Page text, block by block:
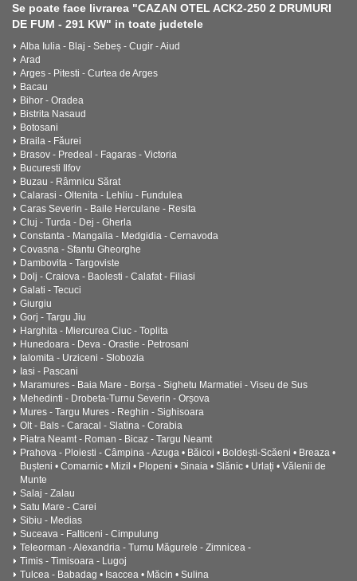
Se poate face livrarea "CAZAN OTEL ACK2-250 2 DRUMURI
DE FUM - 291 KW" in toate judetele
Alba Iulia - Blaj - Sebeș - Cugir - Aiud
Arad
Arges - Pitesti - Curtea de Arges
Bacau
Bihor - Oradea
Bistrita Nasaud
Botosani
Braila - Făurei
Brasov - Predeal - Fagaras - Victoria
Bucuresti Ilfov
Buzau - Râmnicu Sărat
Calarasi - Oltenita - Lehliu - Fundulea
Caras Severin - Baile Herculane - Resita
Cluj - Turda - Dej - Gherla
Constanta - Mangalia - Medgidia - Cernavoda
Covasna - Sfantu Gheorghe
Dambovita - Targoviste
Dolj - Craiova - Baolesti - Calafat - Filiasi
Galati - Tecuci
Giurgiu
Gorj - Targu Jiu
Harghita - Miercurea Ciuc - Toplita
Hunedoara - Deva - Orastie - Petrosani
Ialomita - Urziceni - Slobozia
Iasi - Pascani
Maramures - Baia Mare - Borșa - Sighetu Marmatiei - Viseu de Sus
Mehedinti - Drobeta-Turnu Severin - Orșova
Mures - Targu Mures - Reghin - Sighisoara
Olt - Bals - Caracal - Slatina - Corabia
Piatra Neamt - Roman - Bicaz - Targu Neamt
Prahova - Ploiesti - Câmpina - Azuga • Băicoi • Boldești-Scăeni • Breaza •
Bușteni • Comarnic • Mizil • Plopeni • Sinaia • Slănic • Urlați • Vălenii de
Munte
Salaj - Zalau
Satu Mare - Carei
Sibiu - Medias
Suceava - Falticeni - Cimpulung
Teleorman - Alexandria - Turnu Măgurele - Zimnicea -
Timis - Timisoara - Lugoj
Tulcea - Babadag • Isaccea • Măcin • Sulina